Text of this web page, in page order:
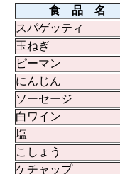
食 品 名
スパゲッティ
玉ねぎ
ピーマン
にんじん
ソーセージ
白ワイン
塩
こしょう
ケチャップ